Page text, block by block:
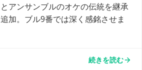
アンサンブルのオケの伝統を継承
加。ブル9番では深く感銘させま
続きを読む